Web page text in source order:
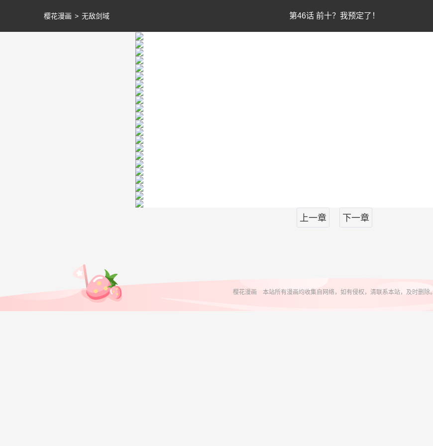
樱花漫画 > 无敌剑域 第46话 前十？我预定了！
上一章 下一章
樱花漫画 本站所有漫画均收集自网络，如有侵权，清联系本站，及时删除。